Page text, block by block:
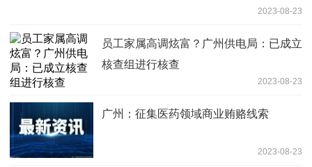
2023-08-23
员工家属高调炫富？广州供电局：已成立
核查组进行核查
2023-08-23
广州：征集医药领域商业贿赂线索
2023-08-23